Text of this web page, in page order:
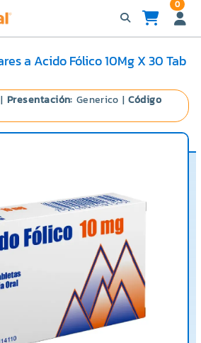
0
a Acido Fólico 10Mg X 30 Tab
|Presentación: Generico |Código